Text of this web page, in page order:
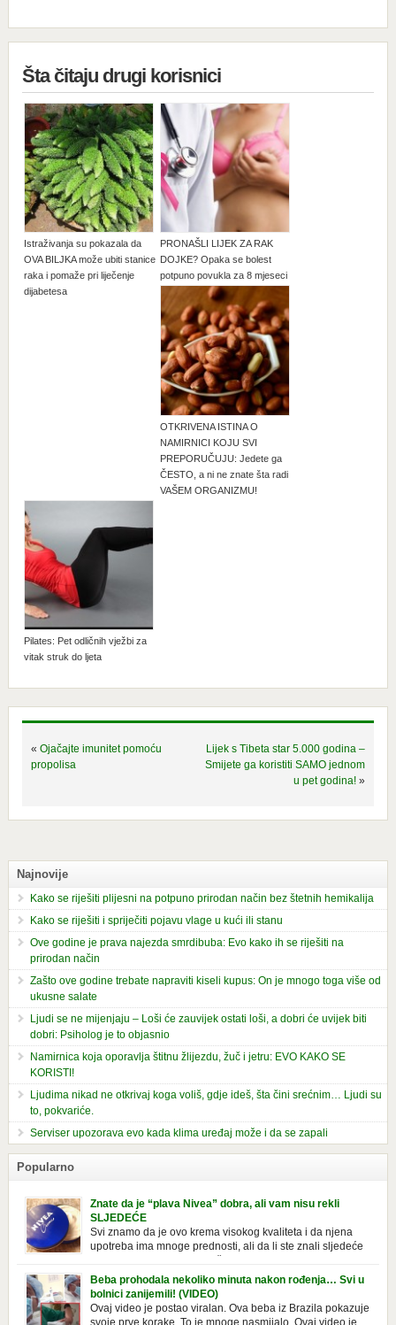
Šta čitaju drugi korisnici
Istraživanja su pokazala da
OVA BILJKA može ubiti stanice
raka i pomaže pri liječenje
dijabetesa
PRONAŠLI LIJEK ZA RAK
DOJKE? Opaka se bolest
potpuno povukla za 8 mjeseci
OTKRIVENA ISTINA O
NAMIRNICI KOJU SVI
PREPORUČUJU: Jedete ga
ČESTO, a ni ne znate šta radi
VAŠEM ORGANIZMU!
Pilates: Pet odličnih vježbi za
vitak struk do ljeta
« Ojačajte imunitet pomoću
propolisa
Lijek s Tibeta star 5.000 godina –
Smijete ga koristiti SAMO jednom
u pet godina! »
Najnovije
Kako se riješiti plijesni na potpuno prirodan način bez štetnih hemikalija
Kako se riješiti i spriječiti pojavu vlage u kući ili stanu
Ove godine je prava najezda smrdibuba: Evo kako ih se riješiti na
prirodan način
Zašto ove godine trebate napraviti kiseli kupus: On je mnogo toga više od
ukusne salate
Ljudi se ne mijenjaju – Loši će zauvijek ostati loši, a dobri će uvijek biti
dobri: Psiholog je to objasnio
Namirnica koja oporavlja štitnu žlijezdu, žuč i jetru: EVO KAKO SE
KORISTI!
Ljudima nikad ne otkrivaj koga voliš, gdje ideš, šta čini srećnim… Ljudi su
to, pokvariće.
Serviser upozorava evo kada klima uređaj može i da se zapali
Popularno
Znate da je “plava Nivea” dobra, ali vam nisu rekli
SLJEDEĆE
Svi znamo da je ovo krema visokog kvaliteta i da njena
upotreba ima mnoge prednosti, ali da li ste znali sljedeće
prepoznatljivog mirisa i jednostavne formule, jeste nezamenljiv inventar
u kupatilima i muškaraca i žena. Mnogi ljudi se ne odvajaju od nje, pa je
čak nose sa […]
Beba prohodala nekoliko minuta nakon rođenja… Svi u
bolnici zanijemili! (VIDEO)
Ovaj video je postao viralan. Ova beba iz Brazila pokazuje